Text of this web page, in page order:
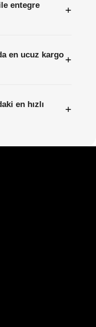
entegre
+
en ucuz kargo +
en hızlı
+